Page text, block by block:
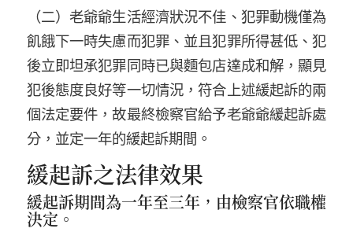
（二）老爺爺生活經濟狀況不佳、犯罪動機僅為
飢餓下一時失慮而犯罪、並且犯罪所得甚低、犯
後立即坦承犯罪同時已與麵包店達成和解 ，顯見
犯後態度良好等一切情況 ，符合上述緩起訴的兩
個法定要件，故最終檢察官給予老爺爺緩起訴處
分，並定一年的緩起訴期間。
緩起訴之法律效果
緩起訴期間為一年至三年，由檢察官依職權
決定。